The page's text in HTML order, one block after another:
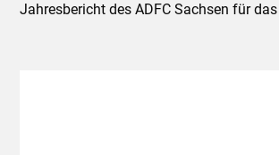
Jahresbericht des ADFC Sachsen für